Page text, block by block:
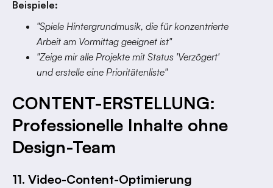
Beispiele:
"Spiele Hintergrundmusik, die für konzentrierte
Arbeit am Vormittag geeignet ist"
"Zeige mir alle Projekte mit Status 'Verzögert'
und erstelle eine Prioritätenliste"
CONTENT-ERSTELLUNG:
Professionelle Inhalte ohne
Design-Team
11. Video-Content-Optimierung